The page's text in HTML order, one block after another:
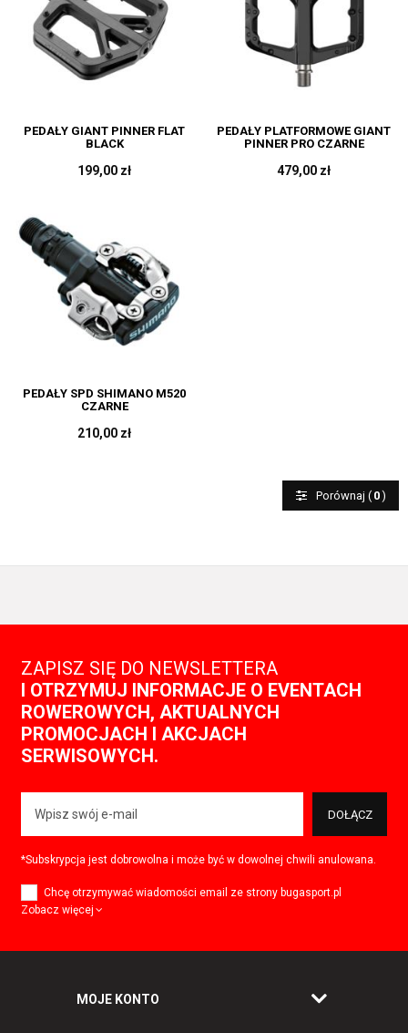
PEDAŁY GIANT PINNER FLAT
BLACK
199,00 zł
PEDAŁY PLATFORMOWE GIANT
PINNER PRO CZARNE
479,00 zł
PEDAŁY SPD SHIMANO M520
CZARNE
210,00 zł
Porównaj ( 0)
ZAPISZ SIĘ DO NEWSLETTERA
I OTRZYMUJ INFORMACJE O EVENTACH
ROWEROWYCH, AKTUALNYCH
PROMOCJACH I AKCJACH
SERWISOWYCH.
DOŁĄCZ
*Subskrypcja jest dobrowolna i może być w dowolnej chwili anulowana.
Chcę otrzymywać wiadomości email ze strony bugasport.pl
Zobacz więcej
MOJE KONTO